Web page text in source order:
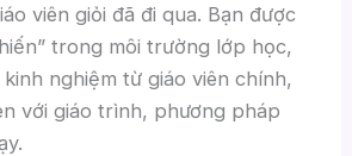
viên giỏi đã đi qua. Bạn được
trong môi trường lớp học,
nghiệm từ giáo viên chính,
với giáo trình, phương pháp